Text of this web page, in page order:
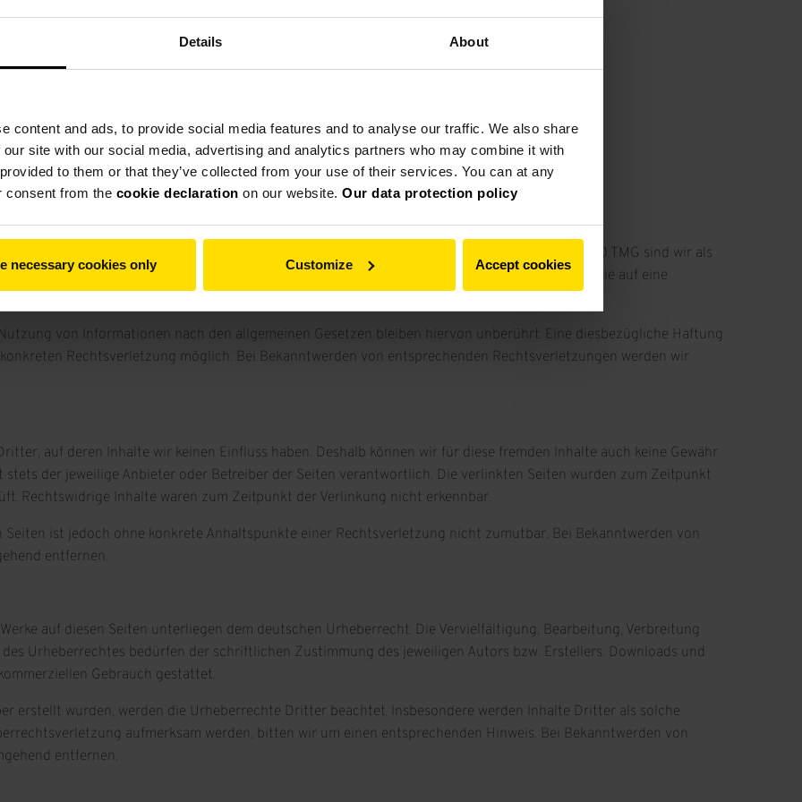
Details About
content and ads, to provide social media features and to analyse our traffic. We also share
site with our social media, advertising and analytics partners who may combine it with
to them or that they’ve collected from your use of their services. You can at any
consent from the cookie declaration on our website. Our data protection policy
necessary cookies only Customize Accept cookies
vor einer Verbraucherschlichtungsstelle teilzunehmen.
eigene Inhalte auf diesen Seiten nach den allgemeinen Gesetzen verantwortlich. Nach §§ 8 bis 10 TMG sind wir als
oder gespeicherte fremde Informationen zu überwachen oder nach Umständen zu forschen, die auf eine
von Informationen nach den allgemeinen Gesetzen bleiben hiervon unberührt. Eine diesbezügliche Haftung
Rechtsverletzung möglich. Bei Bekanntwerden von entsprechenden Rechtsverletzungen werden wir
auf deren Inhalte wir keinen Einfluss haben. Deshalb können wir für diese fremden Inhalte auch keine Gewähr
der jeweilige Anbieter oder Betreiber der Seiten verantwortlich. Die verlinkten Seiten wurden zum Zeitpunkt
Rechtswidrige Inhalte waren zum Zeitpunkt der Verlinkung nicht erkennbar.
ist jedoch ohne konkrete Anhaltspunkte einer Rechtsverletzung nicht zumutbar. Bei Bekanntwerden von
entfernen.
auf diesen Seiten unterliegen dem deutschen Urheberrecht. Die Vervielfältigung, Bearbeitung, Verbreitung
Urheberrechtes bedürfen der schriftlichen Zustimmung des jeweiligen Autors bzw. Erstellers. Downloads und
Gebrauch gestattet.
erstellt wurden, werden die Urheberrechte Dritter beachtet. Insbesondere werden Inhalte Dritter als solche
aufmerksam werden, bitten wir um einen entsprechenden Hinweis. Bei Bekanntwerden von
entfernen.